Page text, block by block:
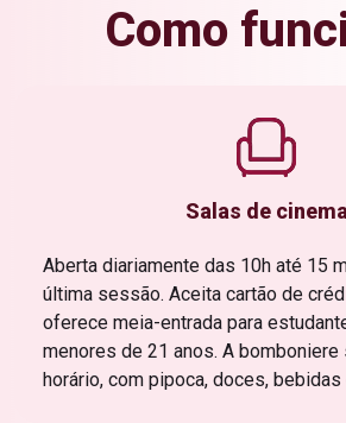
Como
Salas de cinema
Aberta diariamente das 10h até 15
última sessão. Aceita cartão de
oferece meia-entrada para
menores de 21 anos. A
horário, com pipoca, doces,